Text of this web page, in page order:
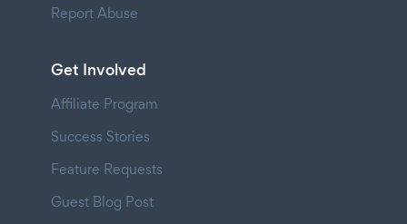
Report Abuse
Get Involved
Affiliate Program
Success Stories
Feature Requests
Guest Blog Post